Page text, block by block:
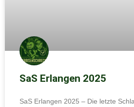
SaS Erlangen 2025
SaS Erlangen 2025 – Die letzte